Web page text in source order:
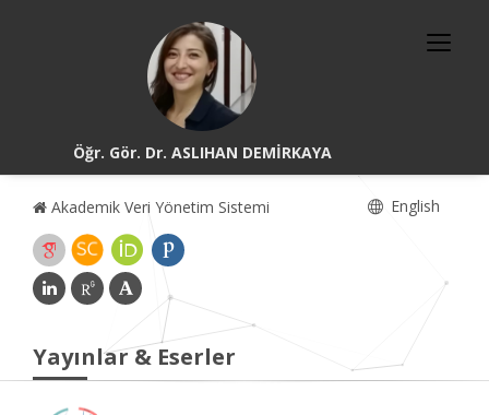
Öğr. Gör. Dr. ASLIHAN DEMİRKAYA
Akademik Veri Yönetim Sistemi English
Yayınlar & Eserler